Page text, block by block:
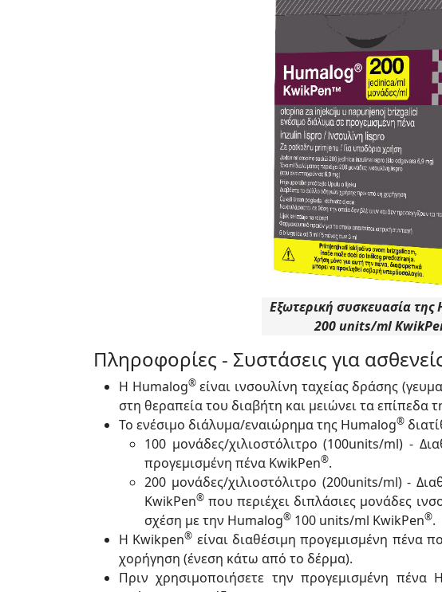
Εξωτερική συσκευασία της
200 units/ml
Πληροφορίες - Συστάσεις για
Η Humalog®είναι ινσουλίνη ταχείας δράσης
στη θεραπεία του διαβήτη και μειώνει τα επίπεδα
Το ενέσιμο διάλυμα/εναιώρημα της Humalog®
100 μονάδες/χιλιοστόλιτρο (100units/ml) -
προγεμισμένη πένα KwikPen®.
200 μονάδες/χιλιοστόλιτρο (200units/ml) -
KwikPen® που περιέχει διπλάσιες μονάδες
σχέση με την Humalog® 100 units/ml KwikPen®.
Η Kwikpen® είναι διαθέσιμη προγεμισμένη πένα
χορήγηση (ένεση κάτω από το δέρμα).
Πριν χρησιμοποιήσετε την προγεμισμένη πένα